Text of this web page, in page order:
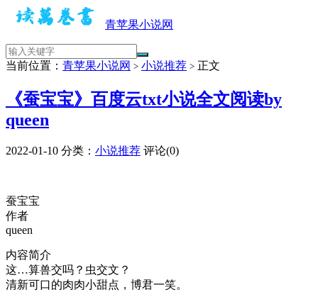
青苹果小说网
当前位置： 青苹果小说网 > 小说推荐 > 正文
《蚕宝宝》百度云txt小说全文阅读by
queen
2022-01-10 分类： 小说推荐 评论(0)
蚕宝宝
作者
queen
内容简介
这…算兽交吗？虫交文？
清新可口的肉肉小甜点，博君一笑。